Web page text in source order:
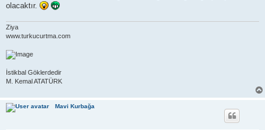
olacaktır.
Ziya
www.turkucurtma.com
İstikbal Göklerdedir
M. Kemal ATATÜRK
Mavi Kurbağa